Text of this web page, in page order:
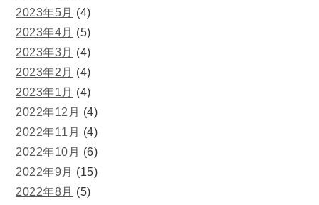
2023年5月 (4)
2023年4月 (5)
2023年3月 (4)
2023年2月 (4)
2023年1月 (4)
2022年12月 (4)
2022年11月 (4)
2022年10月 (6)
2022年9月 (15)
2022年8月 (5)